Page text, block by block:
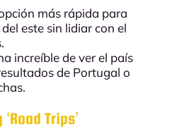
más rápida para
este sin lidiar con el
increíble de ver el país
de Portugal o
Trips’